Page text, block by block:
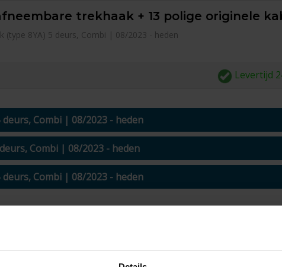
trekhaak + 13 polige originele
(type 8YA) 5 deurs, Combi | 08/2023 - heden
Levertijd
Combi | 08/2023 - heden
Combi | 08/2023 - heden
Combi | 08/2023 - heden
bestellen voor Audi A3
trekhaak.